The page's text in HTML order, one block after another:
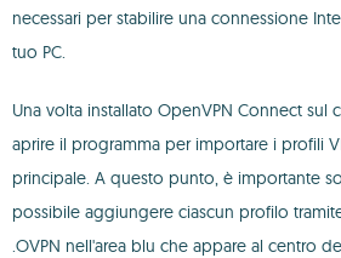
necessari per stabilire una connessione
tuo PC.
Una volta installato OpenVPN Connect sul
aprire il programma per importare i profili
principale. A questo punto, è importante
possibile aggiungere ciascun profilo
.OVPN nell'area blu che appare al centro